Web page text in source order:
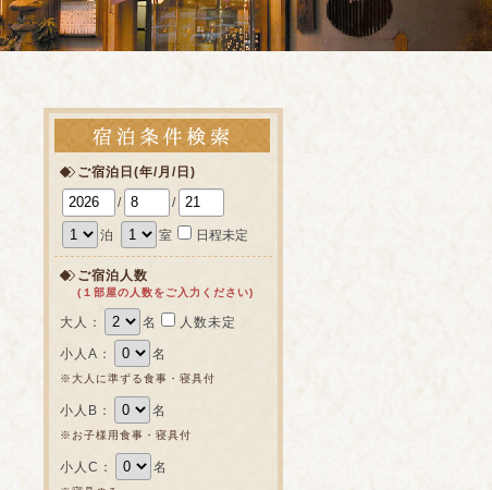
ご宿泊日(年/月/日)
/
/
泊 室 日程未定
ご宿泊人数
(１部屋の人数をご入力ください)
大人： 名 人数未定
小人A： 名
※大人に準ずる食事・寝具付
小人B： 名
※お子様用食事・寝具付
小人C： 名